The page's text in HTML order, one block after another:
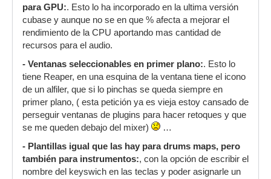
para GPU:. Esto lo ha incorporado en la ultima versión
cubase y aunque no se en que % afecta a mejorar el
rendimiento de la CPU aportando mas cantidad de
recursos para el audio.
- Ventanas seleccionables en primer plano:. Esto lo
tiene Reaper, en una esquina de la ventana tiene el icono
de un alfiler, que si lo pinchas se queda siempre en
primer plano, ( esta petición ya es vieja estoy cansado de
perseguir ventanas de plugins para hacer retoques y que
se me queden debajo del mixer)
…
- Plantillas igual que las hay para drums maps, pero
también para instrumentos:, con la opción de escribir el
nombre del keyswich en las teclas y poder asignarle un